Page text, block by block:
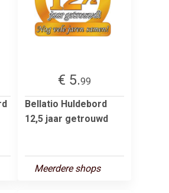
€ 5.99
Bellatio Huldebord
12,5 jaar getrouwd
Meerdere shops